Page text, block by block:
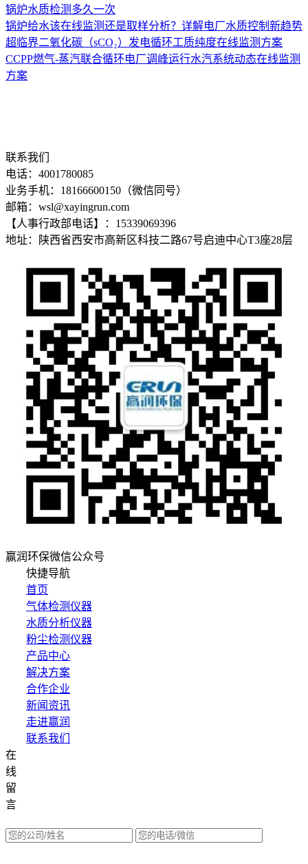
锅炉水质检测多久一次
锅炉给水该在线监测还是取样分析？详解电厂水质控制新趋势
超临界二氧化碳（sCO₂）发电循环工质纯度在线监测方案
CCPP燃气-蒸汽联合循环电厂调峰运行水汽系统动态在线监测
方案
联系我们
电话：4001780085
业务手机：18166600150（微信同号）
邮箱：wsl@xayingrun.com
【人事行政部电话】：15339069396
地址：陕西省西安市高新区科技二路67号启迪中心T3座28层
赢润环保微信公众号
快捷导航
首页
气体检测仪器
水质分析仪器
粉尘检测仪器
产品中心
解决方案
合作企业
新闻资讯
走进赢润
联系我们
在
线
留
言